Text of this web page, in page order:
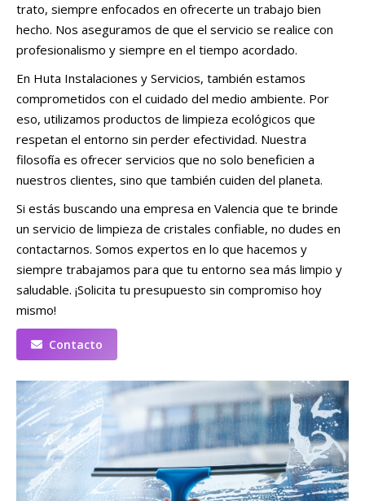
trato, siempre enfocados en ofrecerte un trabajo bien
hecho. Nos aseguramos de que el servicio se realice con
profesionalismo y siempre en el tiempo acordado.
En Huta Instalaciones y Servicios, también estamos
comprometidos con el cuidado del medio ambiente. Por
eso, utilizamos productos de limpieza ecológicos que
respetan el entorno sin perder efectividad. Nuestra
filosofía es ofrecer servicios que no solo beneficien a
nuestros clientes, sino que también cuiden del planeta.
Si estás buscando una empresa en Valencia que te brinde
un servicio de limpieza de cristales confiable, no dudes en
contactarnos. Somos expertos en lo que hacemos y
siempre trabajamos para que tu entorno sea más limpio y
saludable. ¡Solicita tu presupuesto sin compromiso hoy
mismo!
Contacto